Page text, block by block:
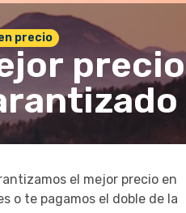
en precio
precio
el mejor precio en
o te pagamos el doble de la